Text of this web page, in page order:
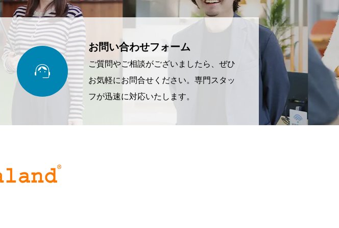

お問い合わせフォーム
ご質問やご相談がございましたら、ぜひ
お気軽にお問合せください。専門スタッ
フが迅速に対応いたします。